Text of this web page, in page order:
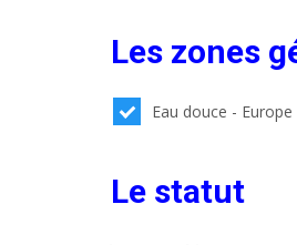
Les zones
Eau douce - Europe
Le statut